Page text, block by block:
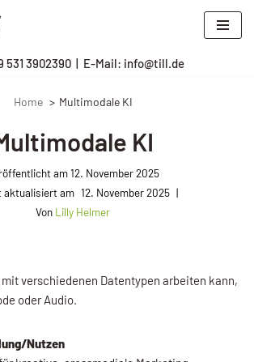
531 3902390| E-Mail: info@till.de
Home Multimodale KI
KI
am12. November 2025
12. November 2025
Von Lilly Helmer
verschiedenen Datentypen arbeiten kann,
oder Audio.
Nutzen